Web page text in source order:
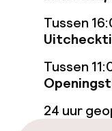
Bar
Eet- en
Tussen
Tussen
24 uur